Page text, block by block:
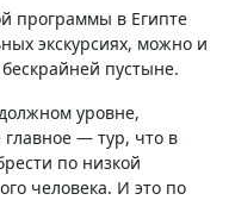
программы в Египте
экскурсиях, можно и
пустыне.
уровне,
— тур, что в
по низкой
человека. И это по